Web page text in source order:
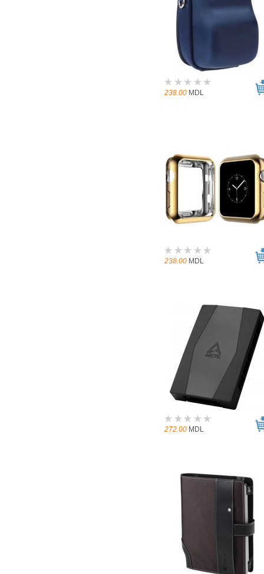
238.00 MDL
238.00 MDL
272.00 MDL